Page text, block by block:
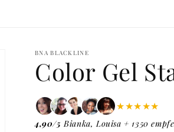
h
BNA BLACKLINE
Color Gel
★★★★★
4,90/5 Bianka, Louisa + 1350